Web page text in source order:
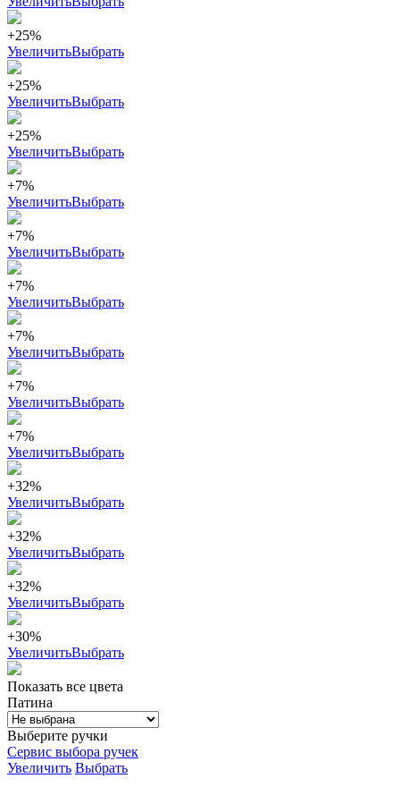
+25%
УвеличитьВыбрать
+25%
УвеличитьВыбрать
+25%
УвеличитьВыбрать
+7%
УвеличитьВыбрать
+7%
УвеличитьВыбрать
+7%
УвеличитьВыбрать
+7%
УвеличитьВыбрать
+7%
УвеличитьВыбрать
+7%
УвеличитьВыбрать
+32%
УвеличитьВыбрать
+32%
УвеличитьВыбрать
+32%
УвеличитьВыбрать
+30%
УвеличитьВыбрать
Показать все цвета
Патина
Выберите ручки
Сервис выбора ручек
Увеличить Выбрать